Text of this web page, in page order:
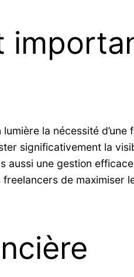
la nécessité d’une
significativement la
aussi une gestion
de maximiser